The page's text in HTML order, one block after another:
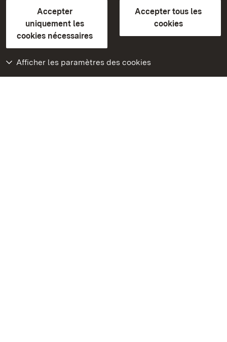
Accepter
uniquement les
cookies nécessaires
Accepter tous les
cookies
Afficher les paramètres des cookies
plus loin
Accueil
Monuments
Rendez-nous visite